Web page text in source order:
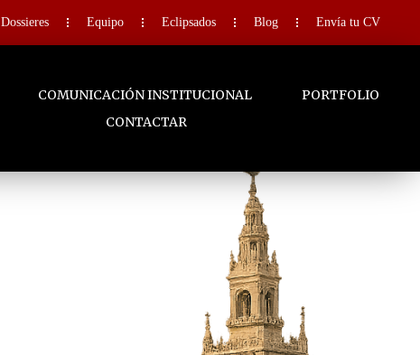
Dossieres Equipo Eclipsados Blog Envía tu CV
COMUNICACIÓN INSTITUCIONAL
PORTFOLIO
CONTACTAR